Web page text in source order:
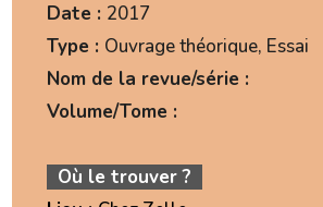
Date : 2017
Type : Ouvrage théorique, Essai
Nom de la revue/série :
Volume/Tome :
Où le trouver ?